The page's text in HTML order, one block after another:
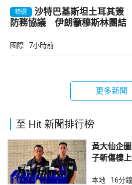
精選
沙特巴基斯坦土耳其簽
防務協議 伊朗籲穆斯林團結
國際 7小時前
更多新聞
至 Hit 新聞排行榜
黃大仙企
子斬傷樓
本地 16分